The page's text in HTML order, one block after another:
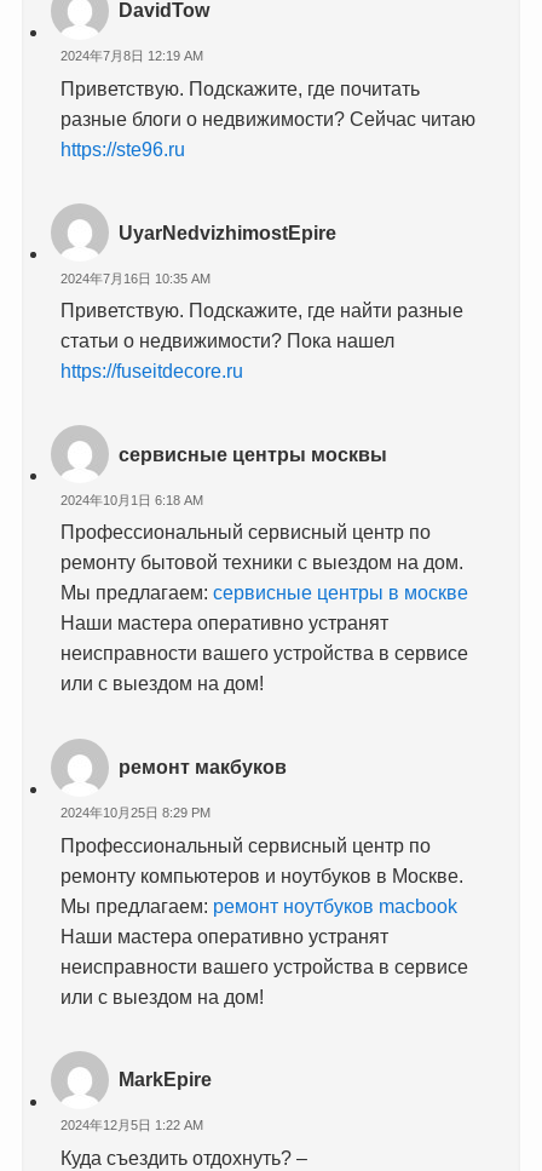
DavidTow
2024年7月8日 12:19 AM
Приветствую. Подскажите, где почитать
разные блоги о недвижимости? Сейчас читаю
https://ste96.ru
UyarNedvizhimostEpire
2024年7月16日 10:35 AM
Приветствую. Подскажите, где найти разные
статьи о недвижимости? Пока нашел
https://fuseitdecore.ru
сервисные центры москвы
2024年10月1日 6:18 AM
Профессиональный сервисный центр по
ремонту бытовой техники с выездом на дом.
Мы предлагаем:сервисные центры в москве
Наши мастера оперативно устранят
неисправности вашего устройства в сервисе
или с выездом на дом!
ремонт макбуков
2024年10月25日 8:29 PM
Профессиональный сервисный центр по
ремонту компьютеров и ноутбуков в Москве.
Мы предлагаем: ремонт ноутбуков macbook
Наши мастера оперативно устранят
неисправности вашего устройства в сервисе
или с выездом на дом!
MarkEpire
2024年12月5日 1:22 AM
Куда съездить отдохнуть? –